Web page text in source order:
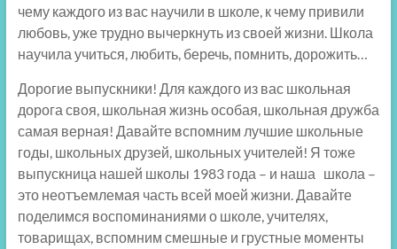
чему каждого из вас научили в школе, к чему привили
любовь, уже трудно вычеркнуть из своей жизни. Школа
научила учиться, любить, беречь, помнить, дорожить…
Дорогие выпускники! Для каждого из вас школьная
дорога своя, школьная жизнь особая, школьная дружба
самая верная! Давайте вспомним лучшие школьные
годы, школьных друзей, школьных учителей! Я тоже
выпускница нашей школы 1983 года – и наша школа –
это неотъемлемая часть всей моей жизни. Давайте
поделимся воспоминаниями о школе, учителях,
товарищах, вспомним смешные и грустные моменты